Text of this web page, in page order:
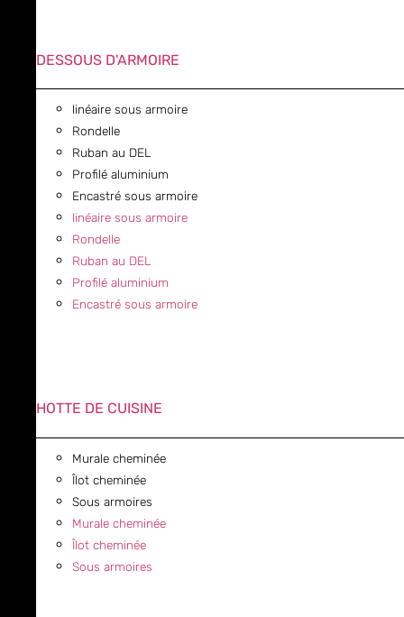
DESSOUS D'ARMOIRE
linéaire sous armoire
Rondelle
Ruban au DEL
Profilé aluminium
Encastré sous armoire
linéaire sous armoire
Rondelle
Ruban au DEL
Profilé aluminium
Encastré sous armoire
HOTTE DE CUISINE
Murale cheminée
Îlot cheminée
Sous armoires
Murale cheminée
Îlot cheminée
Sous armoires